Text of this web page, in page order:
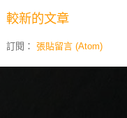
較新的文章
訂閱： 張貼留言 (Atom)